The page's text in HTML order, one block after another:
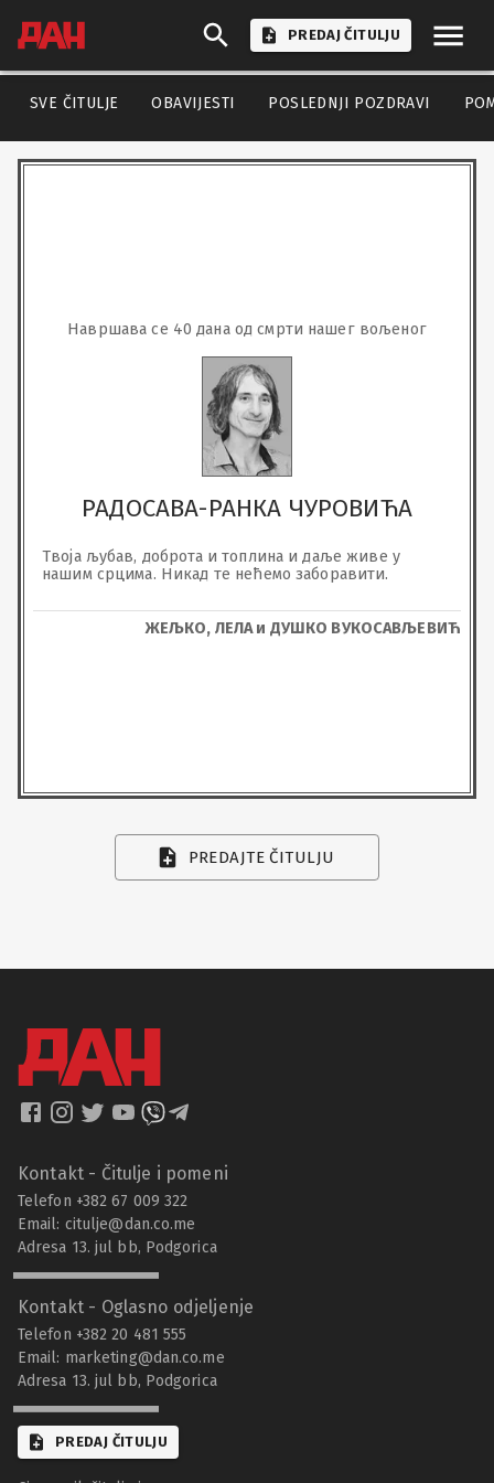
PREDAJ ČITULJU
SVE ČITULJE OBAVIJESTI POSLEDNJI POZDRAVI
Навршава се 40 дана од смрти нашег вољеног
РАДОСАВА-РАНКА ЧУРОВИЋА
Твоја љубав, доброта и топлина и даље живе у
нашим срцима. Никад те нећемо заборавити.
ЖЕЉКО, ЛЕЛА и ДУШКО ВУКОСАВЉЕВИЋ
PREDAJTE ČITULJU
Kontakt - Čitulje i pomeni
Telefon +382 67 009 322
Email: citulje@dan.co.me
Adresa 13. jul bb, Podgorica
Kontakt - Oglasno odjeljenje
Telefon +382 20 481 555
Email: marketing@dan.co.me
Adresa 13. jul bb, Podgorica
PREDAJ ČITULJU